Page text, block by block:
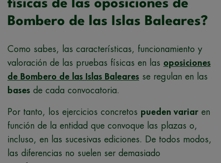
físicas de las oposiciones de
Bombero de las Islas Baleares?
Como sabes, las características, funcionamiento y
valoración de las pruebas físicas en las oposiciones
de Bombero de las Islas Baleares se regulan en las
bases de cada convocatoria.
Por tanto, los ejercicios concretos pueden variar en
función de la entidad que convoque las plazas o,
incluso, en las sucesivas ediciones. De todos modos,
las diferencias no suelen ser demasiado